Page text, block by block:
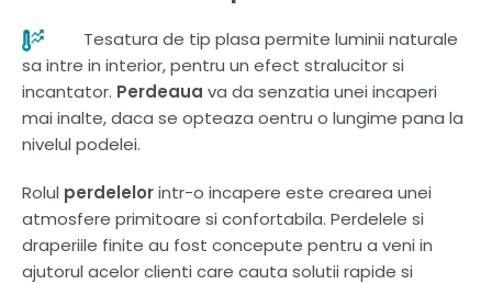
Tesatura de tip plasa permite luminii naturale
sa intre in interior, pentru un efect stralucitor si
incantator. Perdeaua va da senzatia unei incaperi
mai inalte, daca se opteaza oentru o lungime pana la
nivelul podelei.
Rolul perdelelorintr-o incapere este crearea unei
atmosfere primitoare si confortabila. Perdelele si
draperiile finite au fost concepute pentru a veni in
ajutorul acelor clienti care cauta solutii rapide si